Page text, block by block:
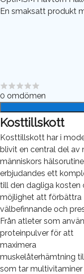
En smaksatt produkt
0 omdömen
Kosttillskott
Kosttillskott har i
blivit en central del av
människors
erbjudandes ett
till den dagliga kosten
möjlighet att förbättra
välbefinnande och
Från atleter som
proteinpulver för att
maximera
muskelåterhämtning
som tar